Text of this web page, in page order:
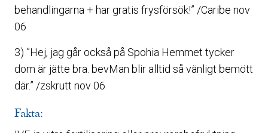
behandlingarna + har gratis frysförsök!” /Caribe nov
06
3) ”Hej, jag går också på Spohia Hemmet tycker
dom är jätte bra. bevMan blir alltid så vänligt bemött
där.” /zskrutt nov 06
Fakta: